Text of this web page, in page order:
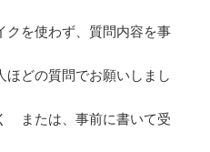
を使わず、質問内容を事
どの質問でお願いしまし
または、事前に書いて受